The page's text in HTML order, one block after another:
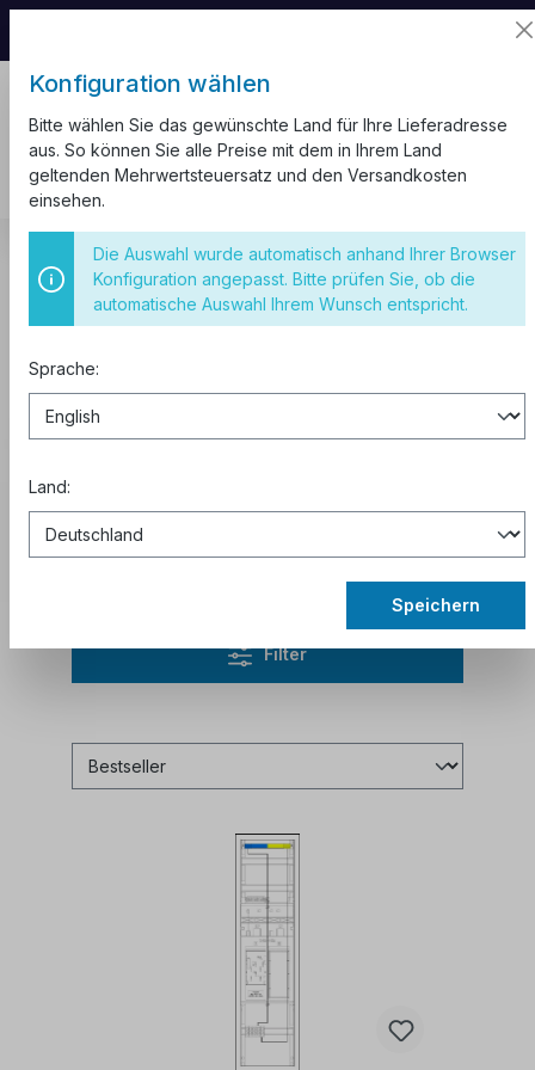
Schaltschränke Zählerschränke
Zählerschränke
Kaufen zu B2B-Preisen
0% MwSt. für Geschäftskunden
Abonnieren Sie den Newsletter, um
aktuelle Rabattcodes zu erhalten.
Filter
Konfiguration wählen
Bitte wählen Sie das gewünschte Land für Ihre Lieferadresse
aus. So können Sie alle Preise mit dem in Ihrem Land
geltenden Mehrwertsteuersatz und den Versandkosten
einsehen.
Die Auswahl wurde automatisch anhand Ihrer Browser
Konfiguration angepasst. Bitte prüfen Sie, ob die
automatische Auswahl Ihrem Wunsch entspricht.
Sprache:
Land:
Speichern